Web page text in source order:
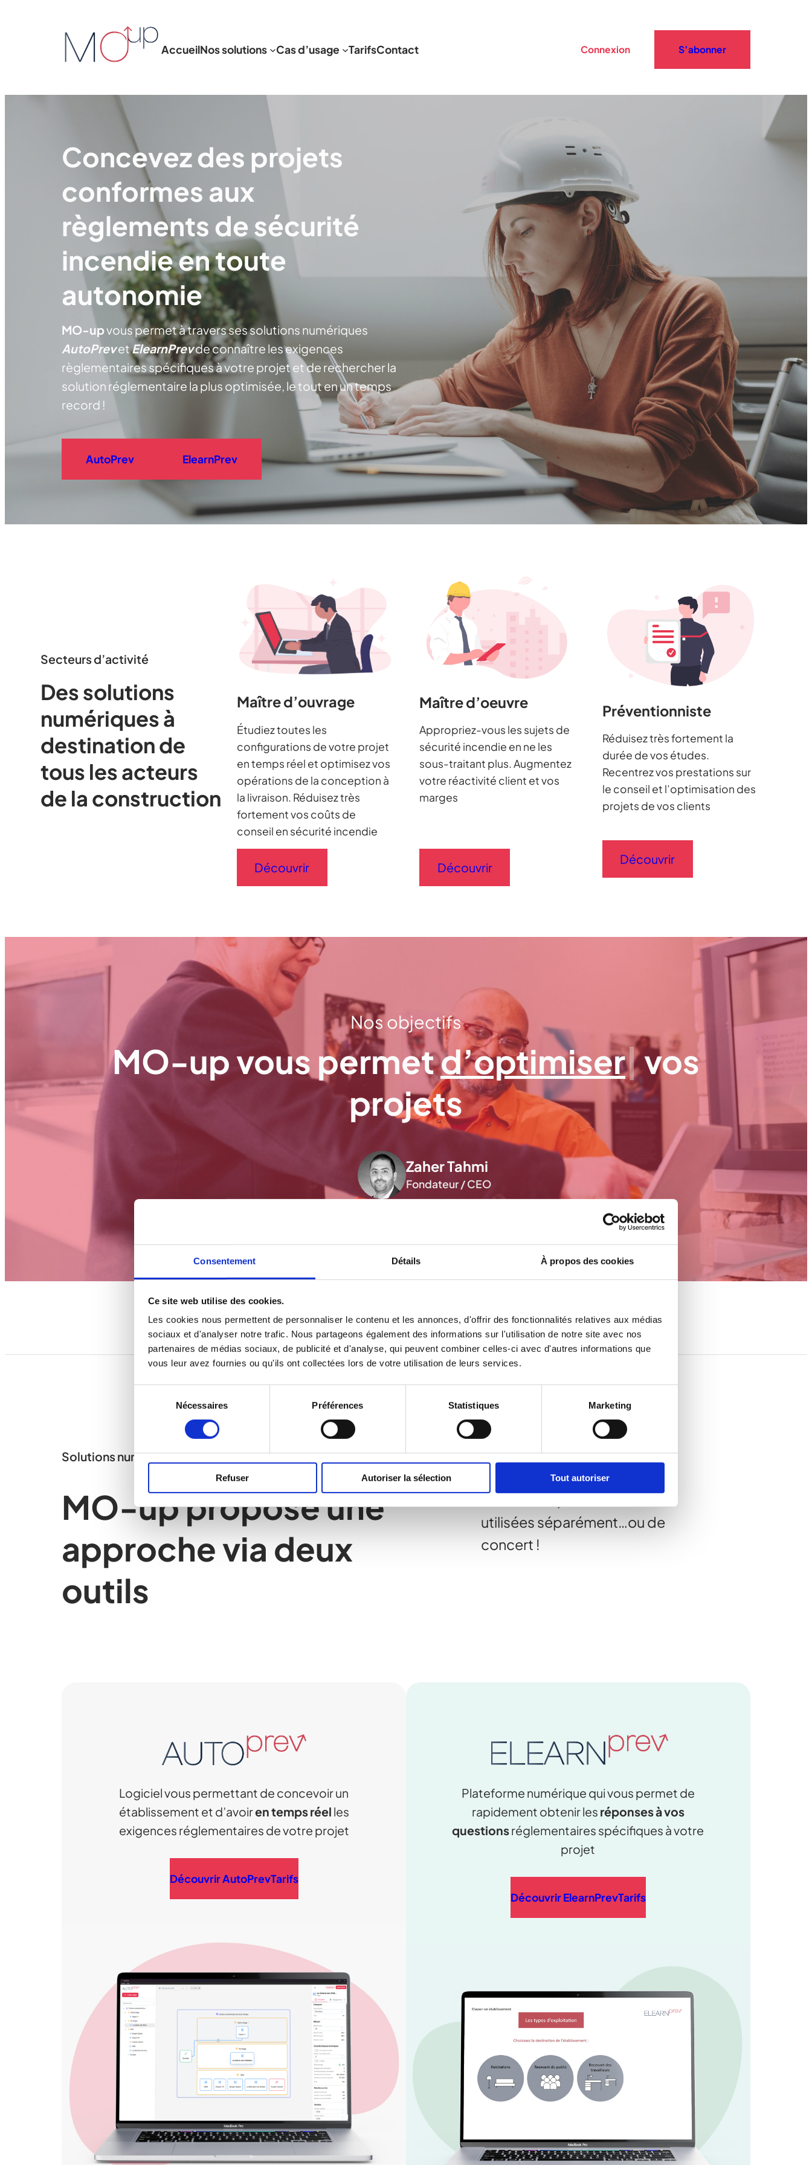
Consentement Détails À propos des cookies
Ce site web utilise des cookies.
Les cookies nous permettent de personnaliser le contenu et les annonces, d'offrir des fonctionnalités relatives aux médias
sociaux et d'analyser notre trafic. Nous partageons également des informations sur l'utilisation de notre site avec nos
partenaires de médias sociaux, de publicité et d'analyse, qui peuvent combiner celles-ci avec d'autres informations que
vous leur avez fournies ou qu'ils ont collectées lors de votre utilisation de leurs services.
consentement
Nécessaires Préférences Statistiques Marketing
Refuser Autoriser la sélection Tout autoriser
AccueilNos solutions Cas d’usage TarifsContact Connexion S’abonner
Concevez des projets
conformes aux
règlements de sécurité
incendie en toute
autonomie
MO-upvous permet à travers ses solutions numériques
AutoPrevetElearnPrevde connaître les exigences
règlementaires spécifiques à votre projet et de rechercher la
solution réglementaire la plus optimisée, le tout en un temps
record !
AutoPrev ElearnPrev
Secteurs d’activité
Des solutions
numériques à
destination de
tous les acteurs
de la construction
Maître d’ouvrage
Étudiez toutes les
configurations de votre projet
en temps réel et optimisez vos
opérations de la conception à
la livraison. Réduisez très
fortement vos coûts de
conseil en sécurité incendie
Découvrir
Maître d’oeuvre
Appropriez-vous les sujets de
sécurité incendie en ne les
sous-traitant plus. Augmentez
votre réactivité client et vos
marges
Découvrir
Préventionniste
Réduisez très fortement la
durée de vos études.
Recentrez vos prestations sur
le conseil et l’optimisation des
projets de vos clients
Découvrir
Nos objectifs
MO-up vous permetd’optimiser|vos
projets
Zaher Tahmi
Fondateur / CEO
Nos solutions
Solutions numériques
MO-up propose une
approche via deux
outils
Les solutionsAutoPrev
utilisées séparément…ou de
concert !
Logiciel vous permettant de concevoir un
établissement et d’avoiren temps réel les
exigences réglementaires de votre projet
Découvrir AutoPrevTarifs
Plateforme numérique qui vous permet de
rapidement obtenir les réponses à vos
questionsréglementaires spécifiques à votre
projet
Découvrir ElearnPrevTarifs